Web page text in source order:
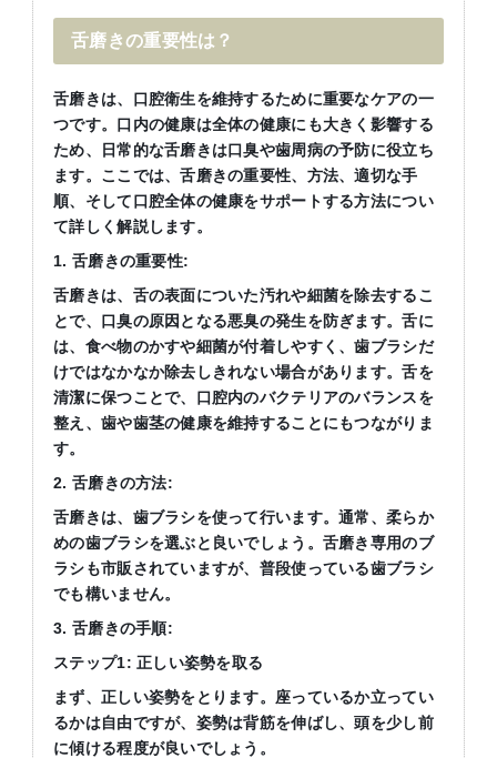
舌磨きの重要性は？
舌磨きは、口腔衛生を維持するために重要なケアの一
つです。口内の健康は全体の健康にも大きく影響する
ため、日常的な舌磨きは口臭や歯周病の予防に役立ち
ます。ここでは、舌磨きの重要性、方法、適切な手
順、そして口腔全体の健康をサポートする方法につい
て詳しく解説します。
1. 舌磨きの重要性:
舌磨きは、舌の表面についた汚れや細菌を除去するこ
とで、口臭の原因となる悪臭の発生を防ぎます。舌に
は、食べ物のかすや細菌が付着しやすく、歯ブラシだ
けではなかなか除去しきれない場合があります。舌を
清潔に保つことで、口腔内のバクテリアのバランスを
整え、歯や歯茎の健康を維持することにもつながりま
す。
2. 舌磨きの方法:
舌磨きは、歯ブラシを使って行います。通常、柔らか
めの歯ブラシを選ぶと良いでしょう。舌磨き専用のブ
ラシも市販されていますが、普段使っている歯ブラシ
でも構いません。
3. 舌磨きの手順:
ステップ1: 正しい姿勢を取る
まず、正しい姿勢をとります。座っているか立ってい
るかは自由ですが、姿勢は背筋を伸ばし、頭を少し前
に傾ける程度が良いでしょう。